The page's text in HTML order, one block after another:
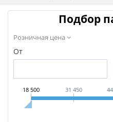
Подбор
Розничная цена
От
18 500 31 450